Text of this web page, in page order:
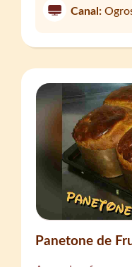
Canal:
Panetone de